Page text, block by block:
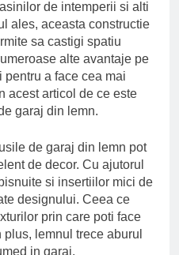
de intemperii si alti
ales, aceasta constructie
sa castigi spatiu
alte avantaje pe
a face cea mai
acest articol de ce este
garaj din lemn.
de garaj din lemn pot
de decor. Cu ajutorul
si insertiilor mici de
designului. Ceea ce
prin care poti face
lemnul trece aburul
in garaj.